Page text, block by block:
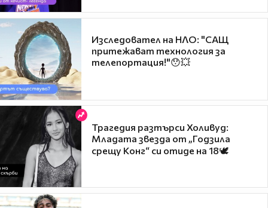
Изследовател на НЛО: "САЩ
притежават технология за
телепортация!"😯💥
Трагедия разтърси Холивуд:
Младата звезда от „Годзила
срещу Конг“ си отиде на 18🕊️